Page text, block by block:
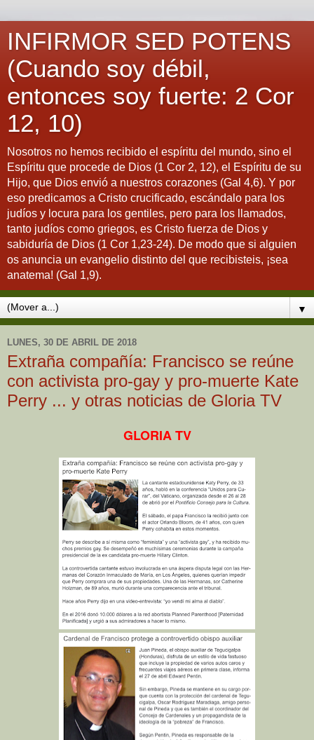
INFIRMOR SED POTENS
(Cuando soy débil,
entonces soy fuerte: 2 Cor
12, 10)
Nosotros no hemos recibido el espíritu del mundo, sino el
Espíritu que procede de Dios (1 Cor 2, 12), el Espíritu de su
Hijo, que Dios envió a nuestros corazones (Gal 4,6). Y por
eso predicamos a Cristo crucificado, escándalo para los
judíos y locura para los gentiles, pero para los llamados,
tanto judíos como griegos, es Cristo fuerza de Dios y
sabiduría de Dios (1 Cor 1,23-24). De modo que si alguien
os anuncia un evangelio distinto del que recibisteis, ¡sea
anatema! (Gal 1,9).
▼
LUNES, 30 DE ABRIL DE 2018
Extraña compañía: Francisco se reúne
con activista pro-gay y pro-muerte Kate
Perry ... y otras noticias de Gloria TV
GLORIA TV